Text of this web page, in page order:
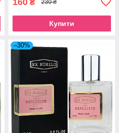
₴ 230 ₴
Купити
–30%